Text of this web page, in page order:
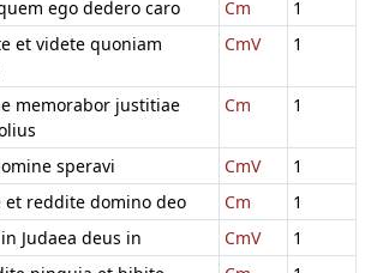
ego dedero caro Cm
1
et videte quoniam
CmV 1
memorabor justitiae
Cm 1
speravi CmV
1
et reddite domino deo Cm
1
Judaea deus in CmV
1